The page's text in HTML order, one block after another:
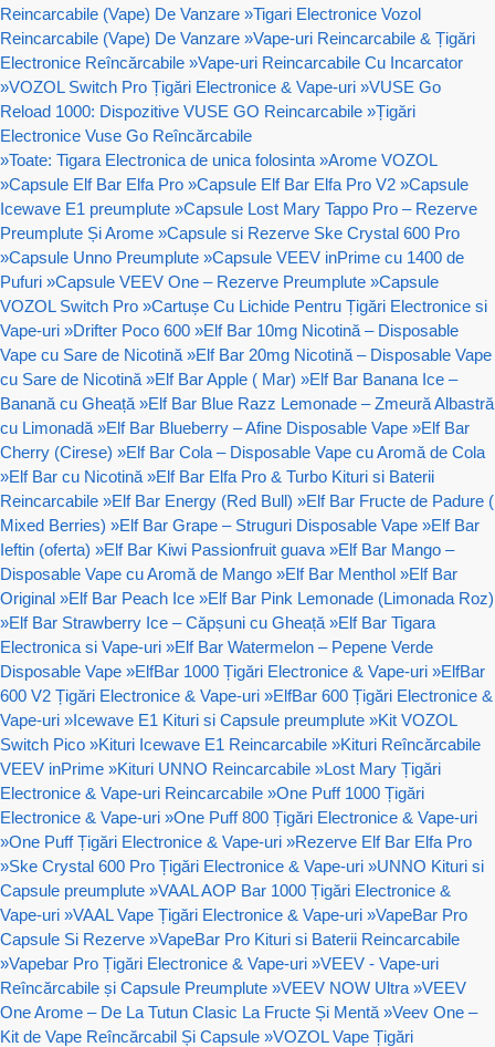
Reincarcabile (Vape) De Vanzare »Tigari Electronice Vozol
Reincarcabile (Vape) De Vanzare »Vape-uri Reincarcabile & Țigări
Electronice Reîncărcabile »Vape-uri Reincarcabile Cu Incarcator
»VOZOL Switch Pro Țigări Electronice & Vape-uri »VUSE Go
Reload 1000: Dispozitive VUSE GO Reincarcabile »Țigări
Electronice Vuse Go Reîncărcabile
»Toate: Tigara Electronica de unica folosinta »Arome VOZOL
»Capsule Elf Bar Elfa Pro »Capsule Elf Bar Elfa Pro V2 »Capsule
Icewave E1 preumplute »Capsule Lost Mary Tappo Pro – Rezerve
Preumplute Și Arome »Capsule si Rezerve Ske Crystal 600 Pro
»Capsule Unno Preumplute »Capsule VEEV inPrime cu 1400 de
Pufuri »Capsule VEEV One – Rezerve Preumplute »Capsule
VOZOL Switch Pro »Cartușe Cu Lichide Pentru Țigări Electronice si
Vape-uri »Drifter Poco 600 »Elf Bar 10mg Nicotină – Disposable
Vape cu Sare de Nicotină »Elf Bar 20mg Nicotină – Disposable Vape
cu Sare de Nicotină »Elf Bar Apple ( Mar) »Elf Bar Banana Ice –
Banană cu Gheață »Elf Bar Blue Razz Lemonade – Zmeură Albastră
cu Limonadă »Elf Bar Blueberry – Afine Disposable Vape »Elf Bar
Cherry (Cirese) »Elf Bar Cola – Disposable Vape cu Aromă de Cola
»Elf Bar cu Nicotină »Elf Bar Elfa Pro & Turbo Kituri si Baterii
Reincarcabile »Elf Bar Energy (Red Bull) »Elf Bar Fructe de Padure (
Mixed Berries) »Elf Bar Grape – Struguri Disposable Vape »Elf Bar
Ieftin (oferta) »Elf Bar Kiwi Passionfruit guava »Elf Bar Mango –
Disposable Vape cu Aromă de Mango »Elf Bar Menthol »Elf Bar
Original »Elf Bar Peach Ice »Elf Bar Pink Lemonade (Limonada Roz)
»Elf Bar Strawberry Ice – Căpșuni cu Gheață »Elf Bar Tigara
Electronica si Vape-uri »Elf Bar Watermelon – Pepene Verde
Disposable Vape »ElfBar 1000 Țigări Electronice & Vape-uri »ElfBar
600 V2 Țigări Electronice & Vape-uri »ElfBar 600 Țigări Electronice &
Vape-uri »Icewave E1 Kituri si Capsule preumplute »Kit VOZOL
Switch Pico »Kituri Icewave E1 Reincarcabile »Kituri Reîncărcabile
VEEV inPrime »Kituri UNNO Reincarcabile »Lost Mary Țigări
Electronice & Vape-uri Reincarcabile »One Puff 1000 Țigări
Electronice & Vape-uri »One Puff 800 Țigări Electronice & Vape-uri
»One Puff Țigări Electronice & Vape-uri »Rezerve Elf Bar Elfa Pro
»Ske Crystal 600 Pro Țigări Electronice & Vape-uri »UNNO Kituri si
Capsule preumplute »VAAL AOP Bar 1000 Țigări Electronice &
Vape-uri »VAAL Vape Țigări Electronice & Vape-uri »VapeBar Pro
Capsule Si Rezerve »VapeBar Pro Kituri si Baterii Reincarcabile
»Vapebar Pro Țigări Electronice & Vape-uri »VEEV - Vape-uri
Reîncărcabile și Capsule Preumplute »VEEV NOW Ultra »VEEV
One Arome – De La Tutun Clasic La Fructe Și Mentă »Veev One –
Kit de Vape Reîncărcabil Și Capsule »VOZOL Vape Țigări